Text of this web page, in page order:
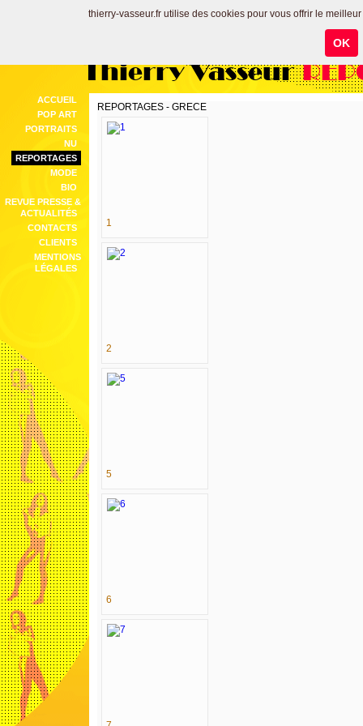
Thierry Vasseur
ACCUEIL
POP ART
PORTRAITS
NU
REPORTAGES
MODE
BIO
REVUE PRESSE &
ACTUALITÉS
CONTACTS
CLIENTS
MENTIONS
LÉGALES
REPORTAGES - GRECE
1
2
5
6
thierry-vasseur.fr utilise des cookies pour vous offrir le
OK